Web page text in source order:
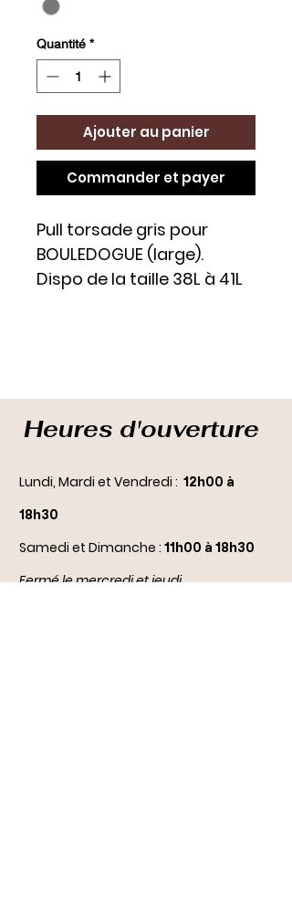
Quantité *
Ajouter au panier
Commander et payer
Pull torsade gris pour
BOULEDOGUE (large).
Dispo de la taille 38L à 41L
Heures d'ouverture
Lundi, Mardi et Vendredi : 12h00 à
18h30
Samedi et Dimanche : 11h00 à 18h30
Fermé le mercredi et jeudi